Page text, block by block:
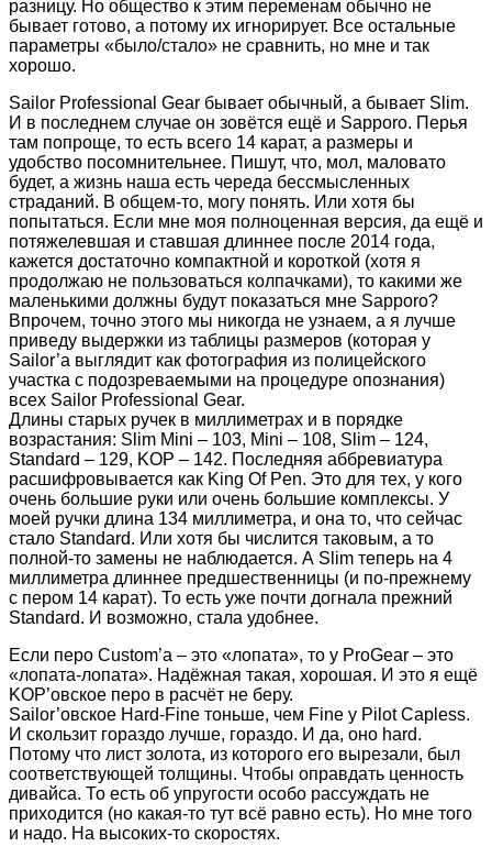
разницу. Но общество к этим переменам обычно не
бывает готово, а потому их игнорирует. Все остальные
параметры «было/стало» не сравнить, но мне и так
хорошо.
Sailor Professional Gear бывает обычный, а бывает Slim.
И в последнем случае он зовётся ещё и Sapporo. Перья
там попроще, то есть всего 14 карат, а размеры и
удобство посомнительнее. Пишут, что, мол, маловато
будет, а жизнь наша есть череда бессмысленных
страданий. В общем-то, могу понять. Или хотя бы
попытаться. Если мне моя полноценная версия, да ещё и
потяжелевшая и ставшая длиннее после 2014 года,
кажется достаточно компактной и короткой (хотя я
продолжаю не пользоваться колпачками), то какими же
маленькими должны будут показаться мне Sapporo?
Впрочем, точно этого мы никогда не узнаем, а я лучше
приведу выдержки из таблицы размеров (которая у
Sailor’а выглядит как фотография из полицейского
участка с подозреваемыми на процедуре опознания)
всех Sailor Professional Gear.
Длины старых ручек в миллиметрах и в порядке
возрастания: Slim Mini – 103, Mini – 108, Slim – 124,
Standard – 129, KOP – 142. Последняя аббревиатура
расшифровывается как King Of Pen. Это для тех, у кого
очень большие руки или очень большие комплексы. У
моей ручки длина 134 миллиметра, и она то, что сейчас
стало Standard. Или хотя бы числится таковым, а то
полной-то замены не наблюдается. А Slim теперь на 4
миллиметра длиннее предшественницы (и по-прежнему
с пером 14 карат). То есть уже почти догнала прежний
Standard. И возможно, стала удобнее.
Если перо Custom’а – это «лопата», то у ProGear – это
«лопата-лопата». Надёжная такая, хорошая. И это я ещё
KOP’овское перо в расчёт не беру.
Sailor’овское Hard-Fine тоньше, чем Fine у Pilot Capless.
И скользит гораздо лучше, гораздо. И да, оно hard.
Потому что лист золота, из которого его вырезали, был
соответствующей толщины. Чтобы оправдать ценность
дивайса. То есть об упругости особо рассуждать не
приходится (но какая-то тут всё равно есть). Но мне того
и надо. На высоких-то скоростях.